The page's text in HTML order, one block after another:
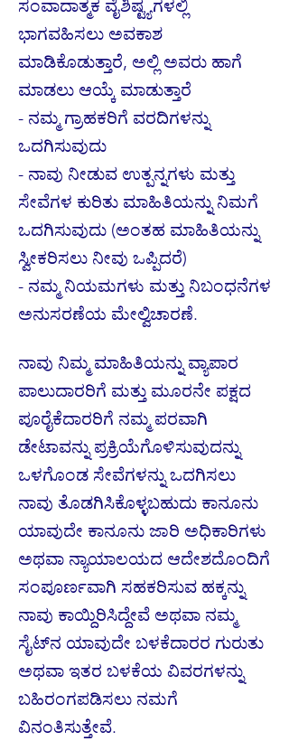
ಸಂವಾದಾತ್ಮಕ ವೈಶಿಷ್ಟ್ಯಗಳಲ್ಲಿ
ಭಾಗವಹಿಸಲು ಅವಕಾಶ
ಮಾಡಿಕೊಡುತ್ತಾರೆ, ಅಲ್ಲಿ ಅವರು ಹಾಗೆ
ಮಾಡಲು ಆಯ್ಕೆ ಮಾಡುತ್ತಾರೆ
- ನಮ್ಮ ಗ್ರಾಹಕರಿಗೆ ವರದಿಗಳನ್ನು
ಒದಗಿಸುವುದು
- ನಾವು ನೀಡುವ ಉತ್ಪನ್ನಗಳು ಮತ್ತು
ಸೇವೆಗಳ ಕುರಿತು ಮಾಹಿತಿಯನ್ನು ನಿಮಗೆ
ಒದಗಿಸುವುದು (ಅಂತಹ ಮಾಹಿತಿಯನ್ನು
ಸ್ವೀಕರಿಸಲು ನೀವು ಒಪ್ಪಿದರೆ)
- ನಮ್ಮ ನಿಯಮಗಳು ಮತ್ತು ನಿಬಂಧನೆಗಳ
ಅನುಸರಣೆಯ ಮೇಲ್ವಿಚಾರಣೆ.
ನಾವು ನಿಮ್ಮ ಮಾಹಿತಿಯನ್ನು ವ್ಯಾಪಾರ
ಪಾಲುದಾರರಿಗೆ ಮತ್ತು ಮೂರನೇ ಪಕ್ಷದ
ಪೂರೈಕೆದಾರರಿಗೆ ನಮ್ಮ ಪರವಾಗಿ
ಡೇಟಾವನ್ನು ಪ್ರಕ್ರಿಯೆಗೊಳಿಸುವುದನ್ನು
ಒಳಗೊಂಡ ಸೇವೆಗಳನ್ನು ಒದಗಿಸಲು
ನಾವು ತೊಡಗಿಸಿಕೊಳ್ಳಬಹುದು ಕಾನೂನು
ಯಾವುದೇ ಕಾನೂನು ಜಾರಿ ಅಧಿಕಾರಿಗಳು
ಅಥವಾ ನ್ಯಾಯಾಲಯದ ಆದೇಶದೊಂದಿಗೆ
ಸಂಪೂರ್ಣವಾಗಿ ಸಹಕರಿಸುವ ಹಕ್ಕನ್ನು
ನಾವು ಕಾಯ್ದಿರಿಸಿದ್ದೇವೆ ಅಥವಾ ನಮ್ಮ
ಸೈಟ್‌ನ ಯಾವುದೇ ಬಳಕೆದಾರರ ಗುರುತು
ಅಥವಾ ಇತರ ಬಳಕೆಯ ವಿವರಗಳನ್ನು
ಬಹಿರಂಗಪಡಿಸಲು ನಮಗೆ
ವಿನಂತಿಸುತ್ತೇವೆ.